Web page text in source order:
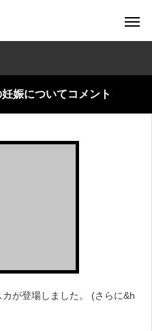
娠についてコメント
が登場しました。 (さらに&h